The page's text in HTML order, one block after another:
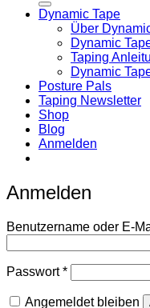
Dynamic Tape
Über
Dynamic
Taping
Dynamic
Posture Pals
Taping Newsletter
Shop
Blog
Anmelden
Anmelden
Benutzername oder E-
Passwort*Erforderlich
Angemeldet bleiben